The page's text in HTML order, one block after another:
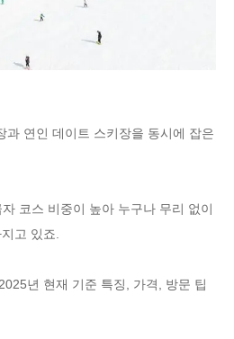
과 연인 데이트 스키장을 동시에 잡은
코스 비중이 높아 누구나 무리 없이
고 있죠.
년 현재 기준 특징, 가격, 방문 팁